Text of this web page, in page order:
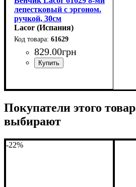
лепестковый с эргоном.
ручкой, 30см
Lacor (Испания)
61629
829.00грн
Покупатели этого
выбирают
-22%